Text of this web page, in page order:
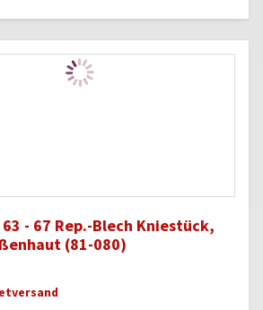
63 - 67 Rep.-Blech Kniestück,
(81-080)